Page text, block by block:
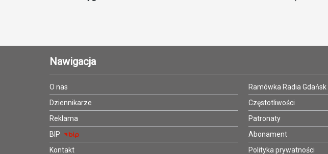
Nawigacja
O nas
Dziennikarze
Reklama
BIP
Kontakt
Ramówka Radia Gdańsk
Częstotliwości
Patronaty
Abonament
Polityka prywatności